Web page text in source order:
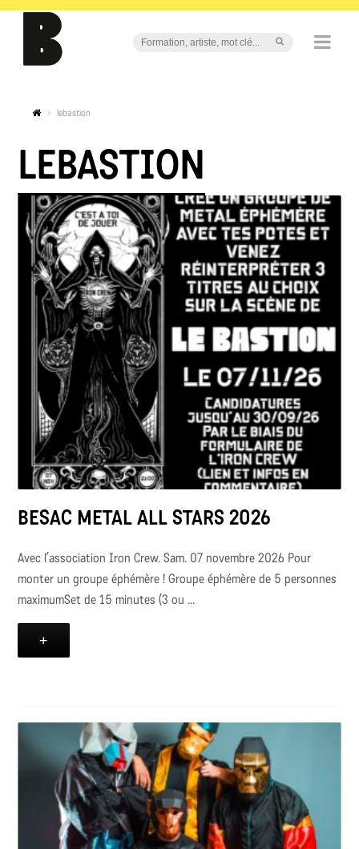
lebastion
LEBASTION
BESAC METAL ALL STARS 2026
Avec l’association Iron Crew. Sam. 07 novembre 2026 Pour
monter un groupe éphémère ! Groupe éphémère de 5 personnes
maximumSet de 15 minutes (3 ou ...
+